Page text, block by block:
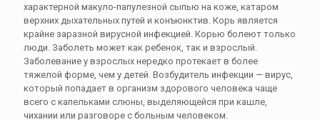
характерной макуло-папулезной сыпью на коже, катаром
верхних дыхательных путей и конъюнктив. Корь является
крайне заразной вирусной инфекцией. Корью болеют только
люди. Заболеть может как ребенок, так и взрослый.
Заболевание у взрослых нередко протекает в более
тяжелой форме, чем у детей. Возбудитель инфекции — вирус,
который попадает в организм здорового человека чаще
всего с капельками слюны, выделяющейся при кашле,
чихании или разговоре с больным человеком.